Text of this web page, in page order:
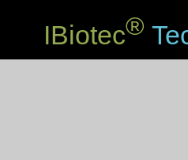
IBiotec®